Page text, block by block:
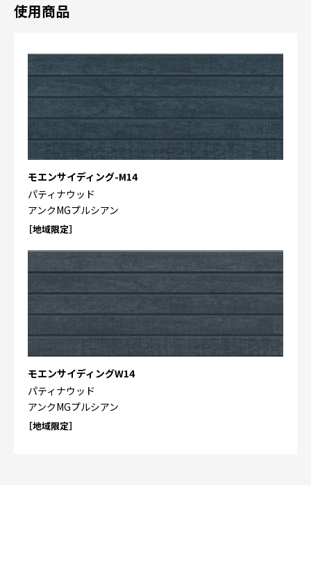
使用商品
モエンサイディング-M14
パティナウッド
アンクMGプルシアン
［地域限定］
モエンサイディングW14
パティナウッド
アンクMGプルシアン
［地域限定］